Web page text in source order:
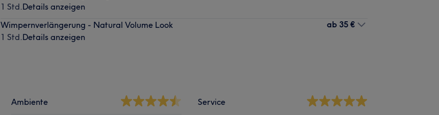
1 Std.Details anzeigen
Wimpernverlängerung - Natural Volume Look
1 Std.Details anzeigen
ab 35 €
Ambiente Service